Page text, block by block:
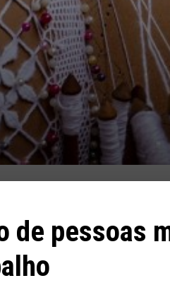
de pessoas